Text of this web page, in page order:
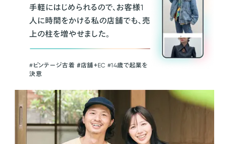
手軽にはじめられるので、お客様1
人に時間をかける私の店舗でも、売
上の柱を増やせました。
#ビンテージ古着 ＃店舗＋EC #14歳で起業を
決意